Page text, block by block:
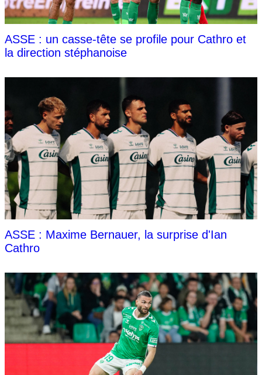
ASSE : un casse-tête se profile pour Cathro et
la direction stéphanoise
ASSE : Maxime Bernauer, la surprise d'Ian
Cathro